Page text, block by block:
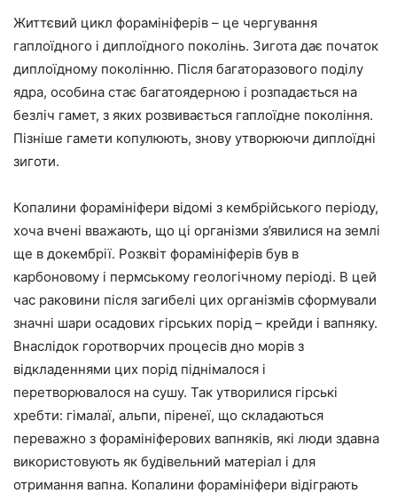
Життєвий цикл форамініферів – це чергування
гаплоїдного і диплоїдного поколінь. Зигота дає початок
диплоїдному поколінню. Після багаторазового поділу
ядра, особина стає багатоядерною і розпадається на
безліч гамет, з яких розвивається гаплоїдне покоління.
Пізніше гамети копулюють, знову утворюючи диплоїдні
зиготи.
Копалини форамініфери відомі з кембрійського періоду,
хоча вчені вважають, що ці організми з’явилися на землі
ще в докембрії. Розквіт форамініферів був в
карбоновому і пермському геологічному періоді. В цей
час раковини після загибелі цих організмів сформували
значні шари осадових гірських порід – крейди і вапняку.
Внаслідок горотворчих процесів дно морів з
відкладеннями цих порід піднімалося і
перетворювалося на сушу. Так утворилися гірські
хребти: гімалаї, альпи, піренеї, що складаються
переважно з форамініферових вапняків, які люди здавна
використовують як будівельний матеріал і для
отримання вапна. Копалини форамініфери відіграють